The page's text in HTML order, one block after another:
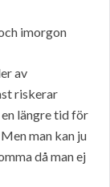
imorgon
av
riskerar
längre tid för
man kan ju
då man ej